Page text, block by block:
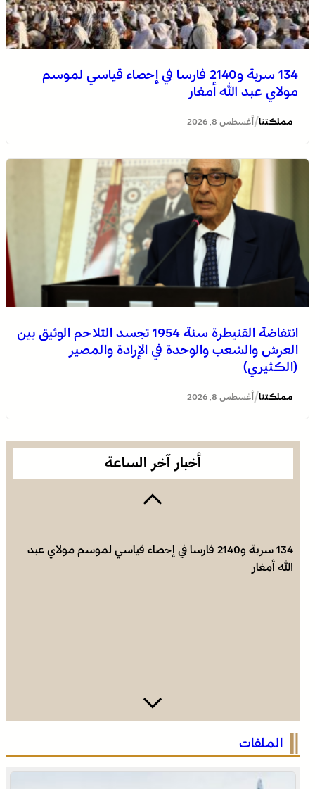
134 سربة و2140 فارسا في إحصاء قياسي لموسم
مولاي عبد الله أمغار
مملكتنا/أغسطس 8, 2026
انتفاضة القنيطرة سنة 1954 تجسد التلاحم الوثيق بين
العرش والشعب والوحدة في الإرادة والمصير
(الكثيري)
مملكتنا/أغسطس 8, 2026
أخبار آخر الساعة
توقعات أحوال الطقس لليوم السبت
الأمازيغية بعد ربع قرن من خطاب أجدير”.. مهرجان “تيفاوين”
134 سربة و2140 فارسا في إحصاء قياسي لموسم مولاي عبد
الله أمغار
والشعب والوحدة في الإرادة والمصير (الكثيري)
الملفات